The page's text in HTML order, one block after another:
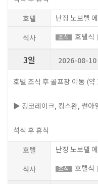
호텔
난징 노보텔
식사
조식 호텔식
3일 2026-08-10
호텔 조식 후 골프장 이동 (
▶ 깅코레이크, 킹스완, 썬아
석식 후 휴식
호텔
난징 노보텔
식사
조식 호텔식